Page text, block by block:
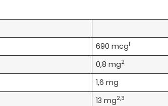
690 mcg1
0,8 mg2
1,6 mg
13 mg2,3